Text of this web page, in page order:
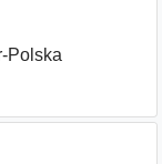
Polska